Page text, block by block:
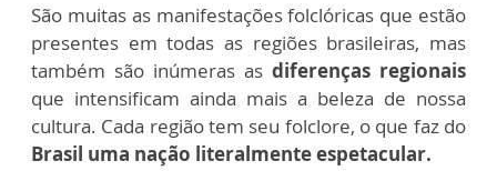
São muitas as manifestações folclóricas que estão
presentes em todas as regiões brasileiras, mas
também são inúmeras as diferenças regionais
que intensificam ainda mais a beleza de nossa
cultura. Cada região tem seu folclore, o que faz do
Brasil uma nação literalmente espetacular.